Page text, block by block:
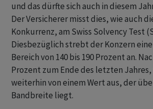
und das dürfte sich auch in diesem
Der Versicherer misst dies, wie auch
Konkurrenz, am Swiss Solvency Test
Diesbezüglich strebt der Konzern
Bereich von 140 bis 190 Prozent an.
Prozent zum Ende des letzten
weiterhin von einem Wert aus, der
Bandbreite liegt.